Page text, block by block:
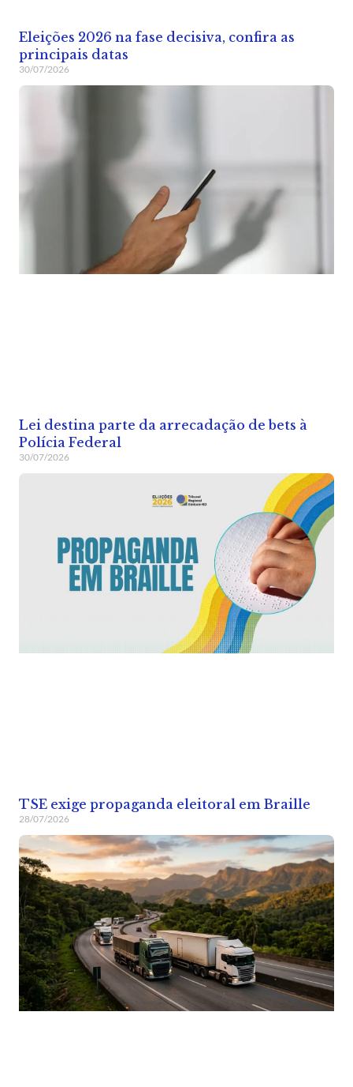
Eleições 2026 na fase decisiva, confira as
principais datas
30/07/2026
Lei destina parte da arrecadação de bets à
Polícia Federal
30/07/2026
TSE exige propaganda eleitoral em Braille
28/07/2026